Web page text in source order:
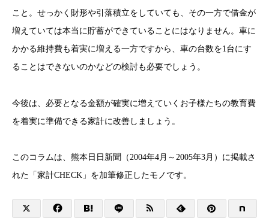
こと。せっかく財形や引落積立をしていても、その一方で借金が
増えていては本当に貯蓄ができていることにはなりません。車に
かかる維持費も着実に増える一方ですから、車の台数を1台にす
ることはできないのかなどの検討も必要でしょう。
今後は、必要となる金額が確実に増えていくお子様たちの教育費
を着実に準備できる家計に改善しましょう。
このコラムは、熊本日日新聞（2004年4月～2005年3月）に掲載さ
れた「家計CHECK」を加筆修正したモノです。